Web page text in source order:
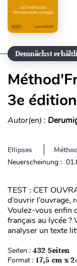
Demnächst
3e édition
Autor(en) :
Ellipses
Neuerscheinung :
TEST : CET
d’ouvrir l’ouvrage,
Voulez-vous enfin
français au lycée
analyser un texte
Seiten : 432 Seiten
Format : 17,5 cm x